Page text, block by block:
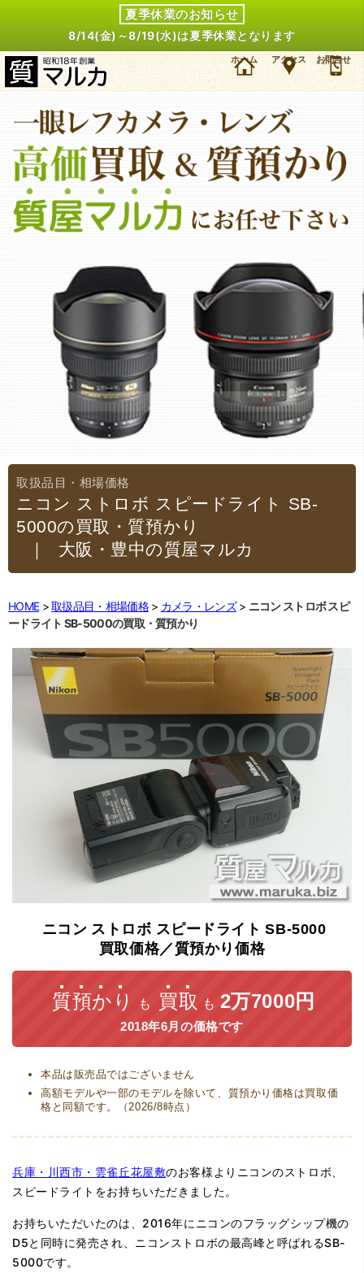
夏季休業のお知らせ
8/14(金)～8/19(水)は夏季休業となります
兵庫・川西市・雲雀丘花屋敷のお客様よりニコン ストロボ スピードライト SB-5000を2万
7000円で買取・質預かりしました。ニコン カメラアクセサリーの買取＆質預かり・質入れは大
阪・豊中の質屋マルカにお任せ下さい。（2018年6月時点の価格です）
ホーム アクセス お問合せ
ニコン ストロボ スピードライト SB-
5000の買取・質預かり
｜大阪・豊中の質屋マルカ
HOME 取扱品目・相場価格 カメラ・レンズ
ニコン ストロボ スピ
ードライト SB-5000の買取・質預かり
ニコン ストロボ スピードライト SB-5000
買取価格／質預かり価格
質預かり も 買取 も 2万7000円
2018年6月の価格です
本品は販売品ではございません
高額モデルや一部のモデルを除いて、質預かり価格は買取価
格と同額です。（2026/8時点）
兵庫・川西市・雲雀丘花屋敷のお客様よりニコンのストロボ、
スピードライトをお持ちいただきました。
お持ちいただいたのは、2016年にニコンのフラッグシップ機の
D5と同時に発売され、ニコンストロボの最高峰と呼ばれるSB-
5000です。